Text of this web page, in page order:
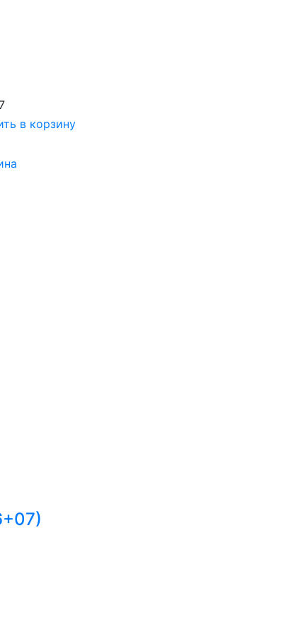
в корзину